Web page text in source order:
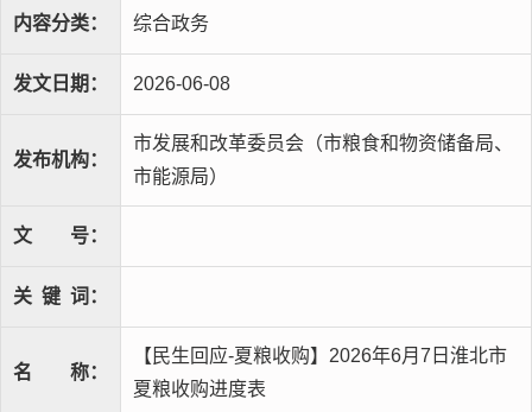
内容分类： 综合政务
发文日期： 2026-06-08
发布机构：
市发展和改革委员会（市粮食和物资储备局、
市能源局）
文 号：
关 键 词：
名 称：
【民生回应-夏粮收购】2026年6月7日淮北市
夏粮收购进度表